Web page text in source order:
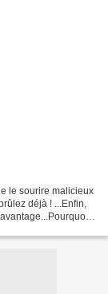
le sourire malicieux
déjà ! ...Enfin,